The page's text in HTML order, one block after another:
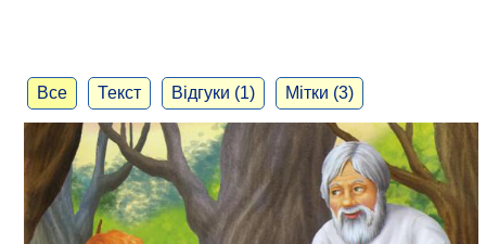
Все Текст Відгуки (1) Мітки (3)